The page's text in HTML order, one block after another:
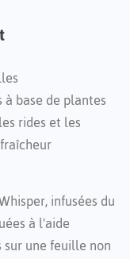
base de plantes
rides et les
infusées du
à l'aide
une feuille non